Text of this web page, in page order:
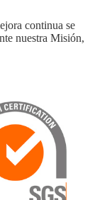
continua se
nuestra Misión,